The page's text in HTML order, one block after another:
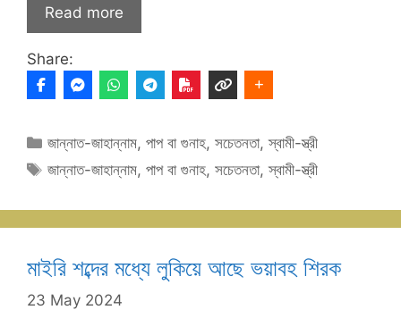
Read more
Share:
Categories
জান্নাত-জাহান্নাম,পাপ বা গুনাহ,সচেতনতা,স্বামী-স্ত্রী
Tags
জান্নাত-জাহান্নাম,পাপ বা গুনাহ,সচেতনতা,স্বামী-স্ত্রী
মাইরি শব্দের মধ্যে লুকিয়ে আছে ভয়াবহ শিরক
23 May 2024